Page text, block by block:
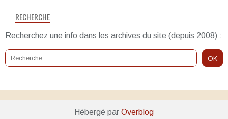
RECHERCHE
Recherchez une info dans les archives du site (depuis 2008) :
Hébergé par Overblog